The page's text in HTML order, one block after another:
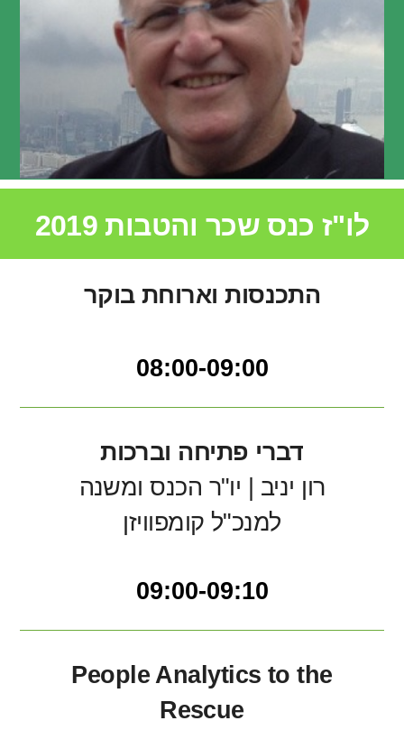
עקיבא קליימן
מנכ"ל תמורה
לו"ז כנס שכר והטבות 2019
התכנסות וארוחת בוקר
08:00-09:00
דברי פתיחה וברכות
רון יניב | יו"ר הכנס ומשנה
למנכ"ל קומפוויזן
09:00-09:10
People Analytics to the
Rescue